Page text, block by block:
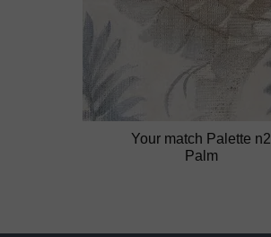
Your match Palette n2
Palm